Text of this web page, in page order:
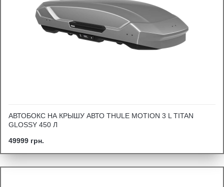
АВТОБОКС НА КРЫШУ АВТО THULE MOTION 3 L TITAN
GLOSSY 450 Л
49999 грн.